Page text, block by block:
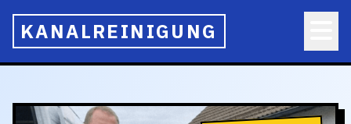
KANALREINIGUNG